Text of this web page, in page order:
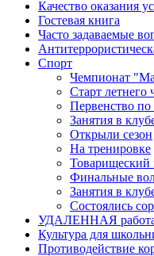
Качество оказания
Гостевая книга
Часто задаваемые
Спорт
Чемпионат
Старт летнего
Первенство по
Занятия в
Открыли сезон
На тренировке
Товарищеский
Финальные
Занятия в
Состоялись
УДАЛЕННАЯ
Культура для
Противодействие